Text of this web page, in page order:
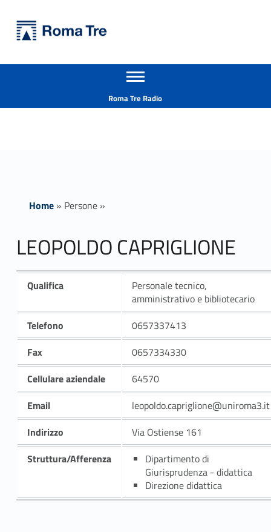
LEOPOLDO CAPRIGLIONE - Università Roma Tre
Apri il menu secondario
Roma Tre Radio
Home» Persone»
LEOPOLDO CAPRIGLIONE
Qualifica
Personale tecnico,
amministrativo e bibliotecario
Telefono
0657337413
Fax
0657334330
Cellulare aziendale
64570
Email
leopoldo.capriglione@uniroma3.it
Indirizzo
Via Ostiense 161
Struttura/Afferenza
Dipartimento di
Giurisprudenza - didattica
Direzione didattica